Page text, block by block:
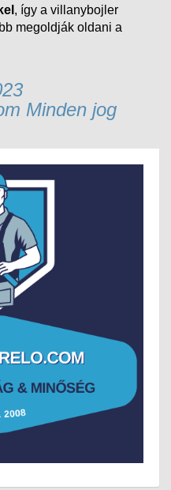
, így a villanybojler
megoldják oldani a
Minden jog